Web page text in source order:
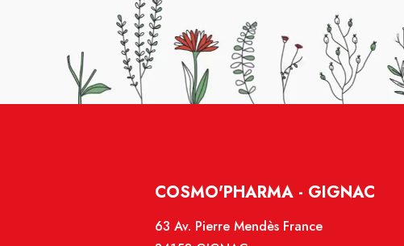
COSMO'PHARMA - GIGNAC
63 Av. Pierre Mendès France